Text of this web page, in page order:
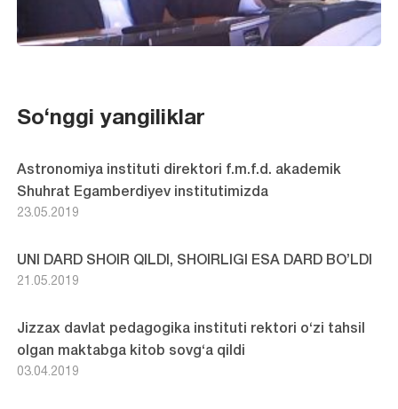
So‘nggi yangiliklar
Astronomiya instituti direktori f.m.f.d. akademik
Shuhrat Egamberdiyev institutimizda
23.05.2019
UNI DARD SHOIR QILDI, SHOIRLIGI ESA DARD BO’LDI
21.05.2019
Jizzax davlat pedagogika instituti rektori o‘zi tahsil
olgan maktabga kitob sovg‘a qildi
03.04.2019